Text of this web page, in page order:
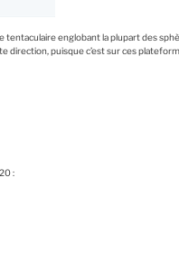
englobant la plupart des
direction, puisque c’est sur ces
: